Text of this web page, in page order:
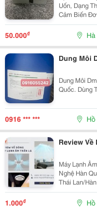
Uốn, Dạng
Cảm Biến
Quốc. Dòng Sản Phẩm Load Cell Spl Ứng Dụng Rộng
Rãi Trong
50.000₫
Dung Môi
Dung Môi
Quốc. Dùng
0916 *** ***
Review Về
Máy Lạnh
Nghệ Hàn
Thái Lan/
Hút Người
Thương
1.000₫